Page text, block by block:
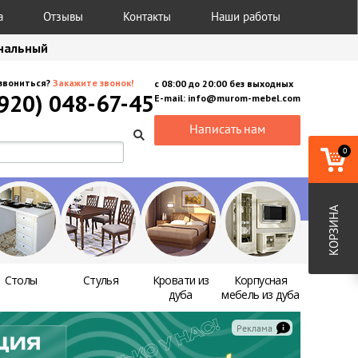
Отзывы Контакты Наши работы
с 08:00 до 20:00 без выходных
E-mail: info@murom-mebel.com
Написать нам
Закажите звонок!
048-67-45
Столы Стулья
Кровати из
дуба
Корпусная
мебель из дуба
Реклама
0
КОРЗИНА